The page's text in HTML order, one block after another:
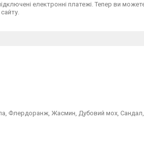
електронні платежі. Тепер ви
Флердоранж, Жасмин, Дубовий мох,